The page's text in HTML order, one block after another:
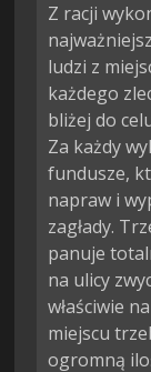
Z racji
ludzi z
każdego
bliżej do
Za każdy
fundusze,
napraw i
zagłady.
panuje
na ulicy
właściwie
miejscu
ogromną